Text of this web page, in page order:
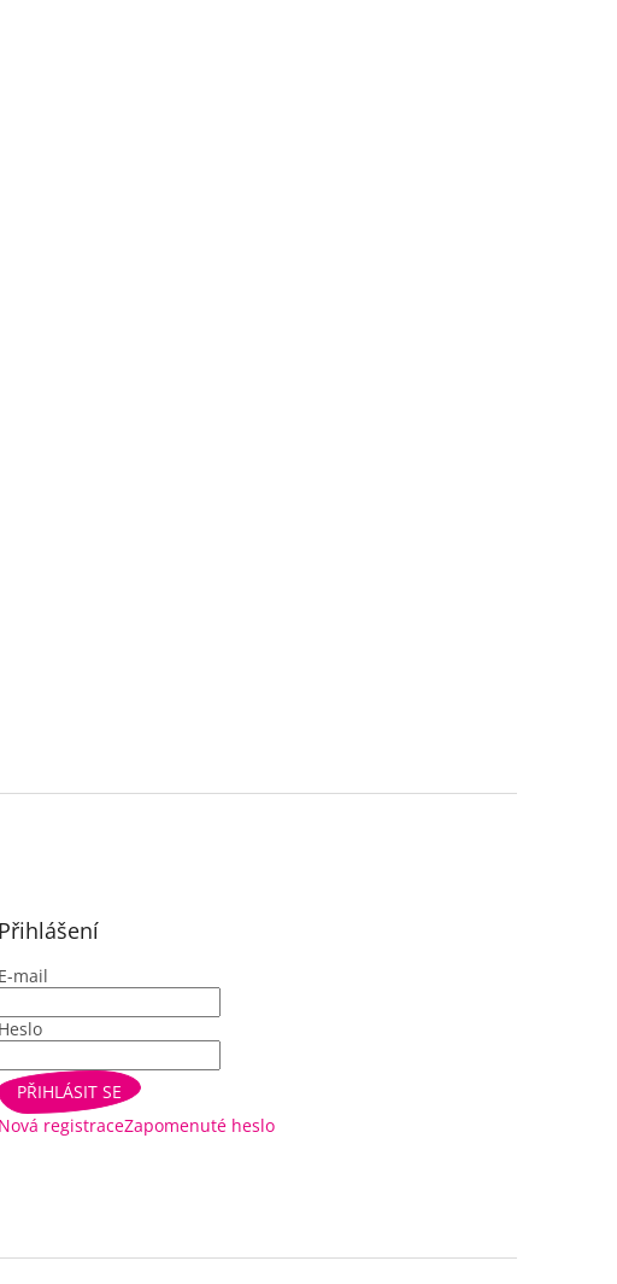
Přihlášení
E-mail
Heslo
PŘIHLÁSIT SE
Nová registraceZapomenuté heslo